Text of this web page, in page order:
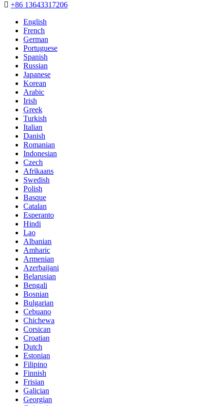
 +86 13643317206
English
French
German
Portuguese
Spanish
Russian
Japanese
Korean
Arabic
Irish
Greek
Turkish
Italian
Danish
Romanian
Indonesian
Czech
Afrikaans
Swedish
Polish
Basque
Catalan
Esperanto
Hindi
Lao
Albanian
Amharic
Armenian
Azerbaijani
Belarusian
Bengali
Bosnian
Bulgarian
Cebuano
Chichewa
Corsican
Croatian
Dutch
Estonian
Filipino
Finnish
Frisian
Galician
Georgian